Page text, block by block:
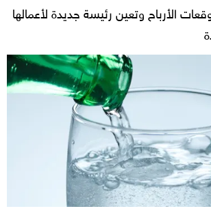
الأرباح وتعين رئيسة جديدة لأعمالها